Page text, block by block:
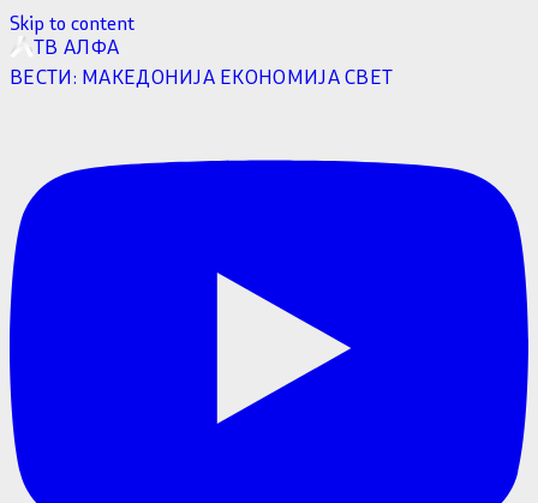
Skip to content
ТВ АЛФА
ВЕСТИ: МАКЕДОНИЈА ЕКОНОМИЈАСВЕТ